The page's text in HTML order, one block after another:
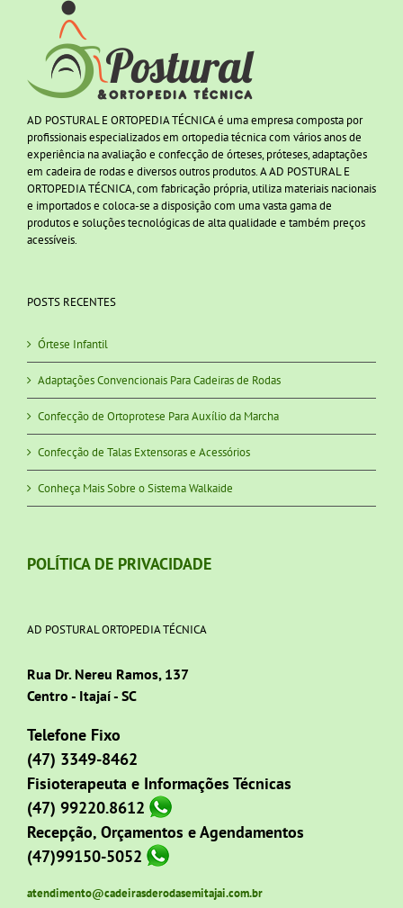
AD POSTURAL E ORTOPEDIA TÉCNICA é uma empresa composta por
profissionais especializados em ortopedia técnica com vários anos de
experiência na avaliação e confecção de órteses, próteses, adaptações
em cadeira de rodas e diversos outros produtos. A AD POSTURAL E
ORTOPEDIA TÉCNICA, com fabricação própria, utiliza materiais nacionais
e importados e coloca-se a disposição com uma vasta gama de
produtos e soluções tecnológicas de alta qualidade e também preços
acessíveis.
POSTS RECENTES
Órtese Infantil
Adaptações Convencionais Para Cadeiras de Rodas
Confecção de Ortoprotese Para Auxílio da Marcha
Confecção de Talas Extensoras e Acessórios
Conheça Mais Sobre o Sistema Walkaide
POLÍTICA DE PRIVACIDADE
AD POSTURAL ORTOPEDIA TÉCNICA
Rua Dr. Nereu Ramos, 137
Centro - Itajaí - SC
Telefone Fixo
(47) 3349-8462
Fisioterapeuta e Informações Técnicas
(47) 99220.8612
Recepção, Orçamentos e Agendamentos
(47)99150-5052
atendimento@cadeirasderodasemitajai.com.br